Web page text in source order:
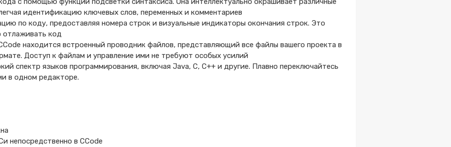
идентификацию ключевых слов, переменных и комментариев
по коду, предоставляя номера строк и визуальные индикаторы окончания строк. Это
отлаживать код
находится встроенный проводник файлов, представляющий все файлы вашего проекта в
Доступ к файлам и управление ими не требуют особых усилий
спектр языков программирования, включая Java, C, C++ и другие. Плавно переключайтесь
в одном редакторе.
непосредственно в CCode